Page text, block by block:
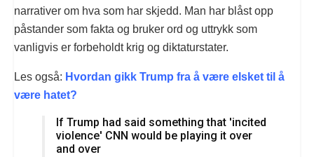
narrativer om hva som har skjedd. Man har blåst opp
påstander som fakta og bruker ord og uttrykk som
vanligvis er forbeholdt krig og diktaturstater.
Les også: Hvordan gikk Trump fra å være elsket til å
være hatet?
If Trump had said something that 'incited
violence' CNN would be playing it over
and over